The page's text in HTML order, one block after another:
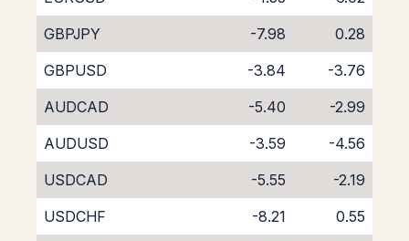
GBPJPY
-7.98
0.28
GBPUSD
-3.84
-3.76
AUDCAD
-5.40
-2.99
AUDUSD
-3.59
-4.56
USDCAD
-5.55
-2.19
USDCHF
-8.21
0.55